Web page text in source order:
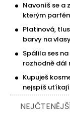
Navoníš se a
kterým
Platinová,
barvy na
Spálila ses
rozhodně dál
Kupuješ
nejspíš